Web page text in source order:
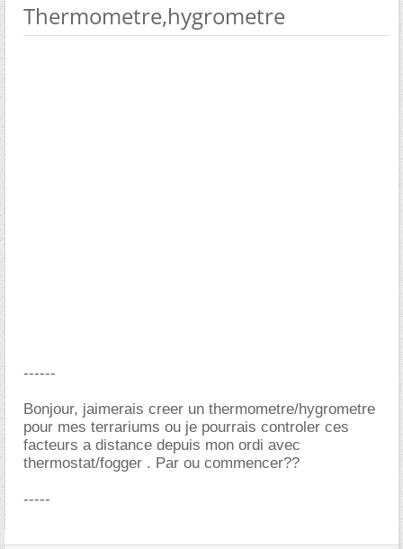
Thermometre,hygrometre
------
Bonjour, jaimerais creer un thermometre/hygrometre
pour mes terrariums ou je pourrais controler ces
facteurs a distance depuis mon ordi avec
thermostat/fogger . Par ou commencer??
-----